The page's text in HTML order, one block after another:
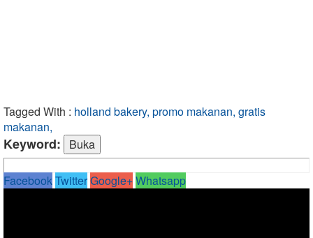
Tagged With : holland bakery, promo makanan, gratis
makanan,
Keyword:
FacebookTwitterGoogle+Whatsapp